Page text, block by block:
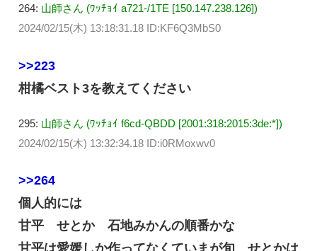
264: 山師さん (ﾜｯﾁｮｲ a721-/1TE [150.147.238.126])
2024/02/15(木) 13:18:31.18 ID:KF6Q3MbS0
>>223
柑橘ベスト3を教えてください
295: 山師さん (ﾜｯﾁｮｲ f6cd-QBDD [2001:318:2015:3de:*])
2024/02/15(木) 13:32:34.18 ID:i0RMoxwv0
>>264
個人的には
甘平 せとか 石地みかんの順番かな